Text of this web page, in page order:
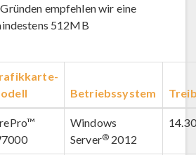
empfehlen wir eine
512MB
Betriebssystem
Windows
Server® 2012